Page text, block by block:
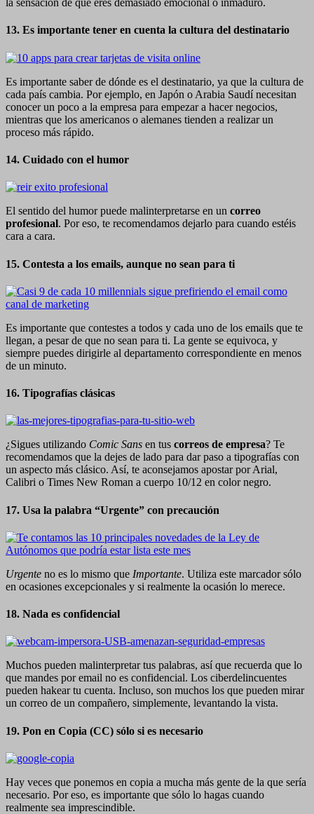
la sensación de que eres demasiado emocional o inmaduro.
13. Es importante tener en cuenta la cultura del destinatario
Es importante saber de dónde es el destinatario, ya que la cultura de
cada país cambia. Por ejemplo, en Japón o Arabia Saudí necesitan
conocer un poco a la empresa para empezar a hacer negocios,
mientras que los americanos o alemanes tienden a realizar un
proceso más rápido.
14. Cuidado con el humor
El sentido del humor puede malinterpretarse en un correo
profesional. Por eso, te recomendamos dejarlo para cuando estéis
cara a cara.
15. Contesta a los emails, aunque no sean para ti
Es importante que contestes a todos y cada uno de los emails que te
llegan, a pesar de que no sean para ti. La gente se equivoca, y
siempre puedes dirigirle al departamento correspondiente en menos
de un minuto.
16. Tipografías clásicas
¿Sigues utilizando Comic Sans en tus correos de empresa? Te
recomendamos que la dejes de lado para dar paso a tipografías con
un aspecto más clásico. Así, te aconsejamos apostar por Arial,
Calibri o Times New Roman a cuerpo 10/12 en color negro.
17. Usa la palabra “Urgente” con precaución
Urgente no es lo mismo que Importante. Utiliza este marcador sólo
en ocasiones excepcionales y si realmente la ocasión lo merece.
18. Nada es confidencial
Muchos pueden malinterpretar tus palabras, así que recuerda que lo
que mandes por email no es confidencial. Los ciberdelincuentes
pueden hakear tu cuenta. Incluso, son muchos los que pueden mirar
un correo de un compañero, simplemente, levantando la vista.
19. Pon en Copia (CC) sólo si es necesario
Hay veces que ponemos en copia a mucha más gente de la que sería
necesario. Por eso, es importante que sólo lo hagas cuando
realmente sea imprescindible.